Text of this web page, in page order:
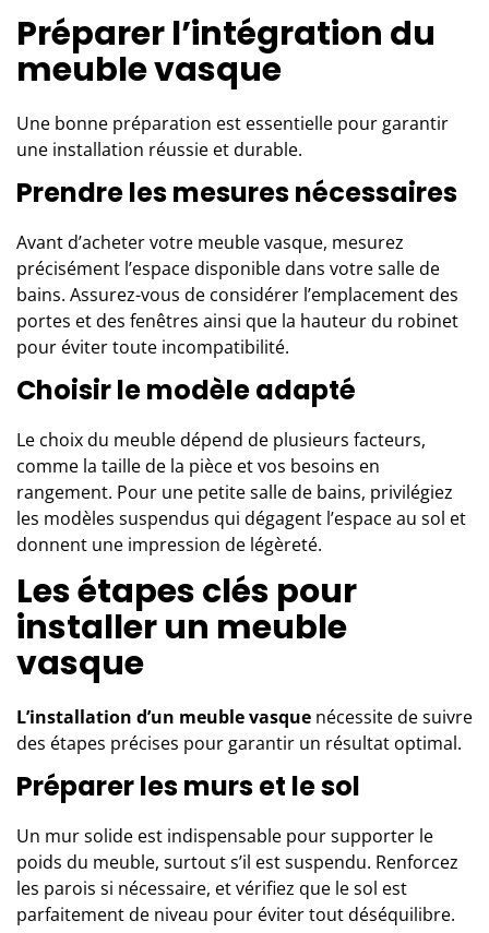
Préparer l’intégration du
meuble vasque
Une bonne préparation est essentielle pour garantir
une installation réussie et durable.
Prendre les mesures nécessaires
Avant d’acheter votre meuble vasque, mesurez
précisément l’espace disponible dans votre salle de
bains. Assurez-vous de considérer l’emplacement des
portes et des fenêtres ainsi que la hauteur du robinet
pour éviter toute incompatibilité.
Choisir le modèle adapté
Le choix du meuble dépend de plusieurs facteurs,
comme la taille de la pièce et vos besoins en
rangement. Pour une petite salle de bains, privilégiez
les modèles suspendus qui dégagent l’espace au sol et
donnent une impression de légèreté.
Les étapes clés pour
installer un meuble
vasque
L’installation d’un meuble vasque nécessite de suivre
des étapes précises pour garantir un résultat optimal.
Préparer les murs et le sol
Un mur solide est indispensable pour supporter le
poids du meuble, surtout s’il est suspendu. Renforcez
les parois si nécessaire, et vérifiez que le sol est
parfaitement de niveau pour éviter tout déséquilibre.